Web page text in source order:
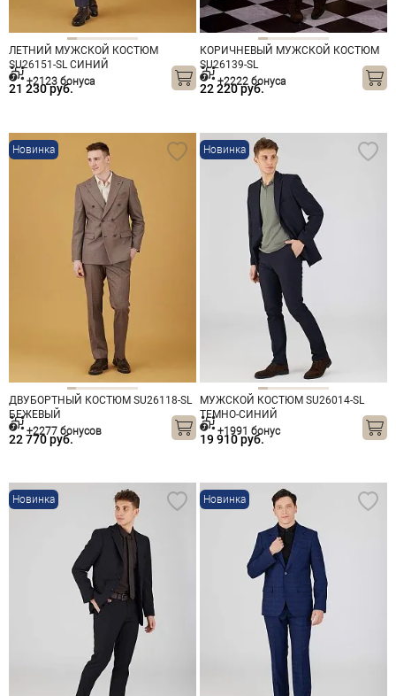
ЛЕТНИЙ МУЖСКОЙ КОСТЮМ
SU26151-SL СИНИЙ
21 230 руб.
+2123 бонуса
КОРИЧНЕВЫЙ МУЖСКОЙ КОСТЮМ
SU26139-SL
22 220 руб.
+2222 бонуса
Новинка
ДВУБОРТНЫЙ КОСТЮМ SU26118-SL
БЕЖЕВЫЙ
22 770 руб.
+2277 бонусов
Новинка
МУЖСКОЙ КОСТЮМ SU26014-SL
ТЕМНО-СИНИЙ
19 910 руб.
+1991 бонус
Новинка Новинка